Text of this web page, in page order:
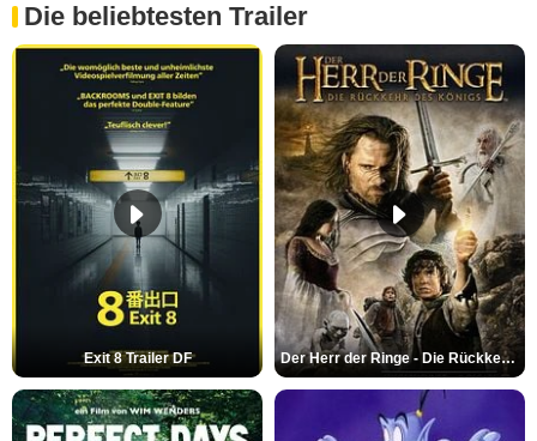
Die beliebtesten Trailer
Exit 8 Trailer DF Der Herr der Ringe - Die Rückkehr des Königs Trailer OV